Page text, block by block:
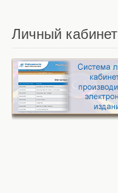
Личный кабинет